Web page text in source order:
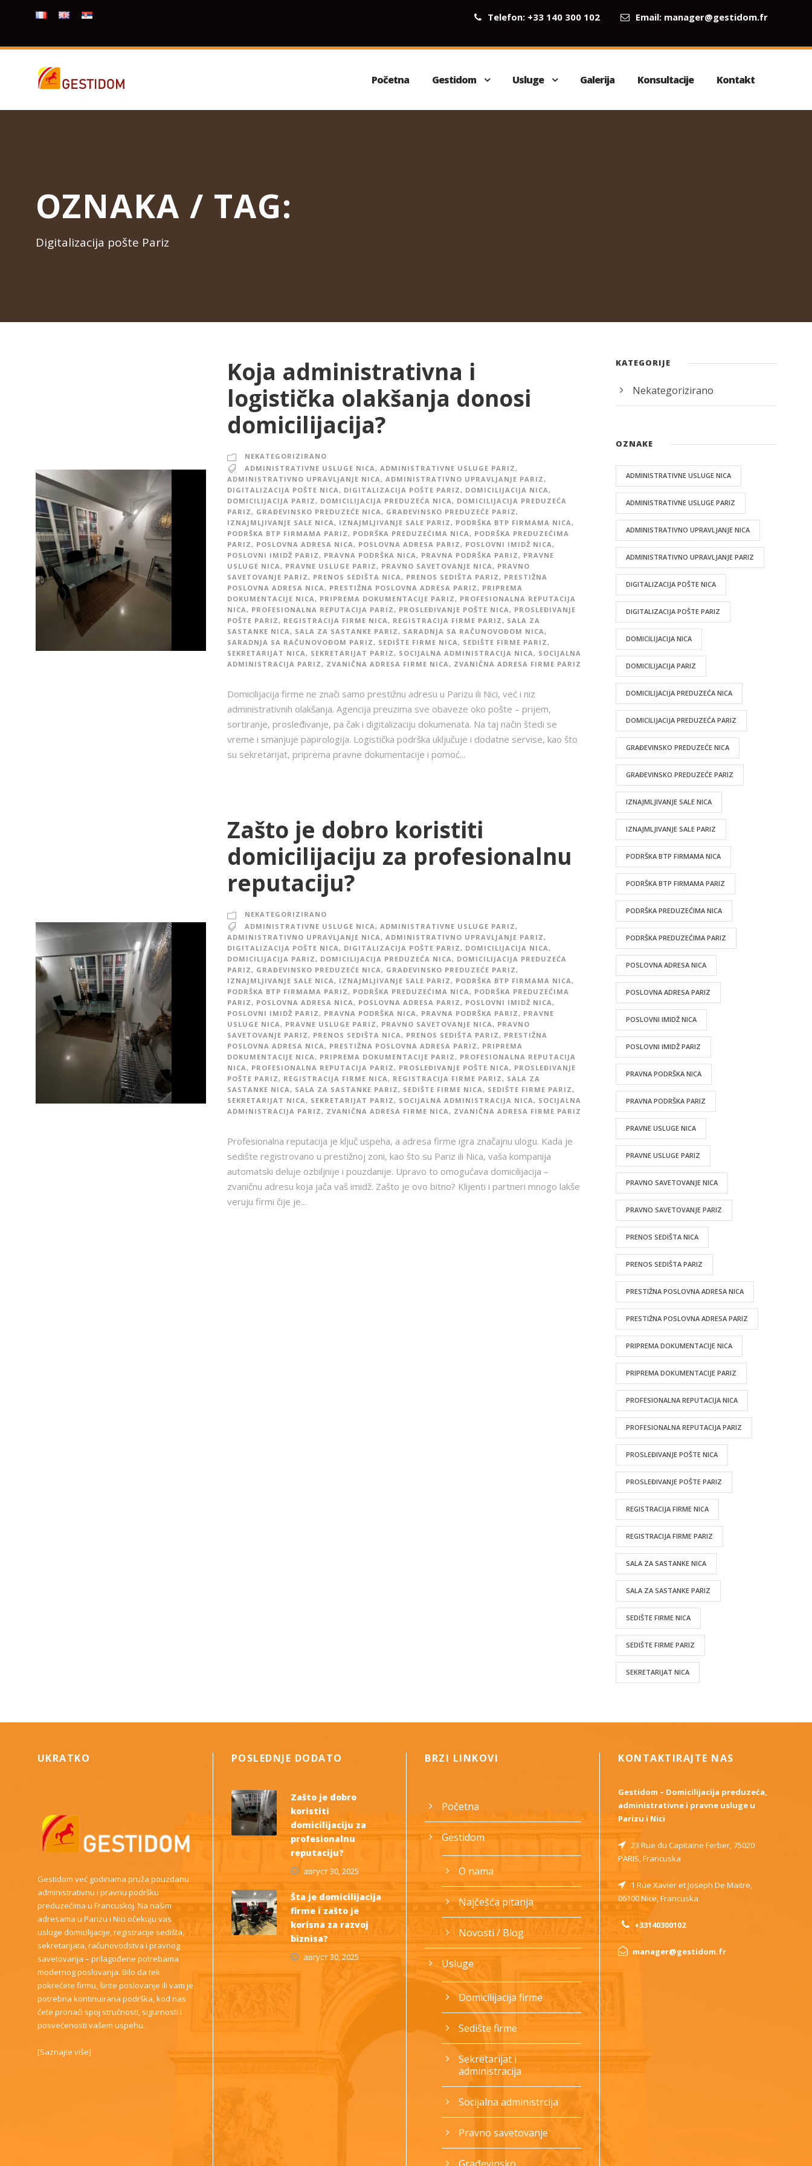
Telefon: +33 140 300 102 Email: manager@gestidom.fr
Početna Gestidom Usluge Galerija Konsultacije Kontakt
OZNAKA / TAG:
Digitalizacija pošte Pariz
Koja administrativna i
logistička olakšanja donosi
domicilijacija?
NEKATEGORIZIRANO
ADMINISTRATIVNE USLUGE NICA, ADMINISTRATIVNE USLUGE PARIZ,
ADMINISTRATIVNO UPRAVLJANJE NICA, ADMINISTRATIVNO UPRAVLJANJE PARIZ,
DIGITALIZACIJA POŠTE NICA, DIGITALIZACIJA POŠTE PARIZ, DOMICILIJACIJA NICA,
DOMICILIJACIJA PARIZ, DOMICILIJACIJA PREDUZEĆA NICA, DOMICILIJACIJA PREDUZEĆA
PARIZ, GRAĐEVINSKO PREDUZEĆE NICA, GRAĐEVINSKO PREDUZEĆE PARIZ,
IZNAJMLJIVANJE SALE NICA, IZNAJMLJIVANJE SALE PARIZ, PODRŠKA BTP FIRMAMA NICA,
PODRŠKA BTP FIRMAMA PARIZ, PODRŠKA PREDUZEĆIMA NICA, PODRŠKA PREDUZEĆIMA
PARIZ, POSLOVNA ADRESA NICA, POSLOVNA ADRESA PARIZ, POSLOVNI IMIDŽ NICA,
POSLOVNI IMIDŽ PARIZ, PRAVNA PODRŠKA NICA, PRAVNA PODRŠKA PARIZ, PRAVNE
USLUGE NICA, PRAVNE USLUGE PARIZ, PRAVNO SAVETOVANJE NICA, PRAVNO
SAVETOVANJE PARIZ, PRENOS SEDIŠTA NICA, PRENOS SEDIŠTA PARIZ, PRESTIŽNA
POSLOVNA ADRESA NICA, PRESTIŽNA POSLOVNA ADRESA PARIZ, PRIPREMA
DOKUMENTACIJE NICA, PRIPREMA DOKUMENTACIJE PARIZ, PROFESIONALNA REPUTACIJA
NICA, PROFESIONALNA REPUTACIJA PARIZ, PROSLEĐIVANJE POŠTE NICA, PROSLEĐIVANJE
POŠTE PARIZ, REGISTRACIJA FIRME NICA, REGISTRACIJA FIRME PARIZ, SALA ZA
SASTANKE NICA, SALA ZA SASTANKE PARIZ, SARADNJA SA RAČUNOVOĐOM NICA,
SARADNJA SA RAČUNOVOĐOM PARIZ, SEDIŠTE FIRME NICA, SEDIŠTE FIRME PARIZ,
SEKRETARIJAT NICA, SEKRETARIJAT PARIZ, SOCIJALNA ADMINISTRACIJA NICA, SOCIJALNA
ADMINISTRACIJA PARIZ, ZVANIČNA ADRESA FIRME NICA, ZVANIČNA ADRESA FIRME PARIZ
Domicilijacija firme ne znači samo prestižnu adresu u Parizu ili Nici, već i niz
administrativnih olakšanja. Agencija preuzima sve obaveze oko pošte – prijem,
sortiranje, prosleđivanje, pa čak i digitalizaciju dokumenata. Na taj način štedi se
vreme i smanjuje papirologija. Logistička podrška uključuje i dodatne servise, kao što
su sekretarijat, priprema pravne dokumentacije i pomoć...
Zašto je dobro koristiti
domicilijaciju za profesionalnu
reputaciju?
NEKATEGORIZIRANO
ADMINISTRATIVNE USLUGE NICA, ADMINISTRATIVNE USLUGE PARIZ,
ADMINISTRATIVNO UPRAVLJANJE NICA, ADMINISTRATIVNO UPRAVLJANJE PARIZ,
DIGITALIZACIJA POŠTE NICA, DIGITALIZACIJA POŠTE PARIZ, DOMICILIJACIJA NICA,
DOMICILIJACIJA PARIZ, DOMICILIJACIJA PREDUZEĆA NICA, DOMICILIJACIJA PREDUZEĆA
PARIZ, GRAĐEVINSKO PREDUZEĆE NICA, GRAĐEVINSKO PREDUZEĆE PARIZ,
IZNAJMLJIVANJE SALE NICA, IZNAJMLJIVANJE SALE PARIZ, PODRŠKA BTP FIRMAMA NICA,
PODRŠKA BTP FIRMAMA PARIZ, PODRŠKA PREDUZEĆIMA NICA, PODRŠKA PREDUZEĆIMA
PARIZ, POSLOVNA ADRESA NICA, POSLOVNA ADRESA PARIZ, POSLOVNI IMIDŽ NICA,
POSLOVNI IMIDŽ PARIZ, PRAVNA PODRŠKA NICA, PRAVNA PODRŠKA PARIZ, PRAVNE
USLUGE NICA, PRAVNE USLUGE PARIZ, PRAVNO SAVETOVANJE NICA, PRAVNO
SAVETOVANJE PARIZ, PRENOS SEDIŠTA NICA, PRENOS SEDIŠTA PARIZ, PRESTIŽNA
POSLOVNA ADRESA NICA, PRESTIŽNA POSLOVNA ADRESA PARIZ, PRIPREMA
DOKUMENTACIJE NICA, PRIPREMA DOKUMENTACIJE PARIZ, PROFESIONALNA REPUTACIJA
NICA, PROFESIONALNA REPUTACIJA PARIZ, PROSLEĐIVANJE POŠTE NICA, PROSLEĐIVANJE
POŠTE PARIZ, REGISTRACIJA FIRME NICA, REGISTRACIJA FIRME PARIZ, SALA ZA
SASTANKE NICA, SALA ZA SASTANKE PARIZ, SEDIŠTE FIRME NICA, SEDIŠTE FIRME PARIZ,
SEKRETARIJAT NICA, SEKRETARIJAT PARIZ, SOCIJALNA ADMINISTRACIJA NICA, SOCIJALNA
ADMINISTRACIJA PARIZ, ZVANIČNA ADRESA FIRME NICA, ZVANIČNA ADRESA FIRME PARIZ
Profesionalna reputacija je ključ uspeha, a adresa firme igra značajnu ulogu. Kada je
sedište registrovano u prestižnoj zoni, kao što su Pariz ili Nica, vaša kompanija
automatski deluje ozbiljnije i pouzdanije. Upravo to omogućava domicilijacija –
zvaničnu adresu koja jača vaš imidž. Zašto je ovo bitno? Klijenti i partneri mnogo lakše
veruju firmi čije je...
KATEGORIJE
Nekategorizirano
OZNAKE
ADMINISTRATIVNE USLUGE NICA
ADMINISTRATIVNE USLUGE PARIZ
ADMINISTRATIVNO UPRAVLJANJE NICA
ADMINISTRATIVNO UPRAVLJANJE PARIZ
DIGITALIZACIJA POŠTE NICA
DIGITALIZACIJA POŠTE PARIZ
DOMICILIJACIJA NICA
DOMICILIJACIJA PARIZ
DOMICILIJACIJA PREDUZEĆA NICA
DOMICILIJACIJA PREDUZEĆA PARIZ
GRAĐEVINSKO PREDUZEĆE NICA
GRAĐEVINSKO PREDUZEĆE PARIZ
IZNAJMLJIVANJE SALE NICA
IZNAJMLJIVANJE SALE PARIZ
PODRŠKA BTP FIRMAMA NICA
PODRŠKA BTP FIRMAMA PARIZ
PODRŠKA PREDUZEĆIMA NICA
PODRŠKA PREDUZEĆIMA PARIZ
POSLOVNA ADRESA NICA
POSLOVNA ADRESA PARIZ
POSLOVNI IMIDŽ NICA
POSLOVNI IMIDŽ PARIZ
PRAVNA PODRŠKA NICA
PRAVNA PODRŠKA PARIZ
PRAVNE USLUGE NICA
PRAVNE USLUGE PARIZ
PRAVNO SAVETOVANJE NICA
PRAVNO SAVETOVANJE PARIZ
PRENOS SEDIŠTA NICA
PRENOS SEDIŠTA PARIZ
PRESTIŽNA POSLOVNA ADRESA NICA
PRESTIŽNA POSLOVNA ADRESA PARIZ
PRIPREMA DOKUMENTACIJE NICA
PRIPREMA DOKUMENTACIJE PARIZ
PROFESIONALNA REPUTACIJA NICA
PROFESIONALNA REPUTACIJA PARIZ
PROSLEĐIVANJE POŠTE NICA
PROSLEĐIVANJE POŠTE PARIZ
REGISTRACIJA FIRME NICA
REGISTRACIJA FIRME PARIZ
SALA ZA SASTANKE NICA
SALA ZA SASTANKE PARIZ
SEDIŠTE FIRME NICA
SEDIŠTE FIRME PARIZ
SEKRETARIJAT NICA
UKRATKO
Gestidom već godinama pruža pouzdanu
administrativnu i pravnu podršku
preduzećima u Francuskoj. Na našim
adresama u Parizu i Nici očekuju vas
usluge domicilijacije, registracije sedišta,
sekretarijata, računovodstva i pravnog
savetovanja – prilagođene potrebama
modernog poslovanja. Bilo da tek
pokrećete firmu, širite poslovanje ili vam je
potrebna kontinuirana podrška, kod nas
ćete pronaći spoj stručnosti, sigurnosti i
posvećenosti vašem uspehu.
[Saznajte više]
POSLEDNJE DODATO
Zašto je dobro
koristiti
domicilijaciju za
profesionalnu
reputaciju?
август 30, 2025
Šta je domicilijacija
firme i zašto je
korisna za razvoj
biznisa?
август 30, 2025
BRZI LINKOVI
Početna
Gestidom
O nama
Najčešća pitanja
Novosti / Blog
Usluge
Domicilijacija firme
Sedište firme
Sekretarijat i
administracija
Socijalna administrcija
Pravno savetovanje
KONTAKTIRAJTE NAS
Gestidom – Domicilijacija preduzeća,
administrativne i pravne usluge u
Parizu i Nici
23 Rue du Capitaine Ferber, 75020
PARIS, Francuska
1 Rue Xavier et Joseph De Maitre,
06100 Nice, Francuska
+33140300102
manager@gestidom.fr